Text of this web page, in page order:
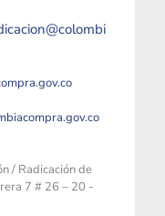
/ Radicación de
7 # 26 – 20 -